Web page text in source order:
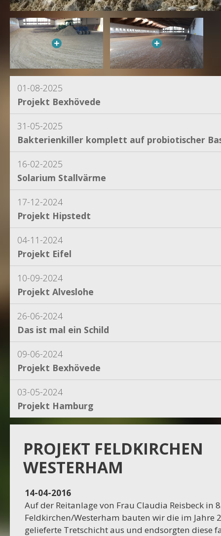
01-08-2025
Projekt Bexhövede
31-05-2025
Bakterienkiller komplett auf probiotischer
16-02-2025
Solarium Stallvärme
17-12-2024
Projekt Hipstedt
04-11-2024
Projekt Eifel
10-09-2024
Projekt Alveslohe
26-06-2024
Das ist mal ein Schild
09-06-2024
Projekt Bexhövede
03-05-2024
Projekt Hamburg
Projekt Dassel
16-11-2023
16-10-2023
Projekt Bexhövede
PROJEKT FELDKIRCHEN
WESTERHAM
14-04-2016
Auf der Reitanlage von Frau Claudia Reisbeck in
Feldkirchen/Westerham bauten wir die im Jahre
gelieferte Tretschicht aus und endsorgten diese